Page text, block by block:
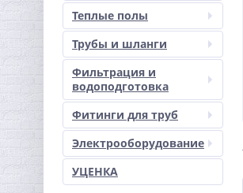
Теплые полы
Трубы и шланги
Фильтрация и
водоподготовка
Фитинги для труб
Электрооборудование
УЦЕНКА